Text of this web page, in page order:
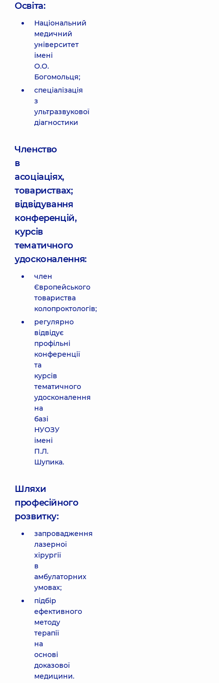
Освіта:
Національний
медичний
університет
імені
О.О.
Богомольця;
спеціалізація
з
ультразвукової
діагностики
Членство
в
асоціаціях,
товариствах;
відвідування
конференцій,
курсів
тематичного
удосконалення:
член
Європейського
товариства
колопроктологів;
регулярно
відвідує
профільні
конференції
та
курсів
тематичного
удосконалення
на
базі
НУОЗУ
імені
П.Л.
Шупика.
Шляхи
професійного
розвитку:
запровадження
лазерної
хірургії
в
амбулаторних
умовах;
підбір
ефективного
методу
терапії
на
основі
доказової
медицини.